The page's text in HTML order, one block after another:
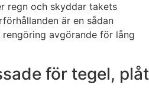
regn och skyddar takets
är en sådan
avgörande för lång
för tegel, plåt